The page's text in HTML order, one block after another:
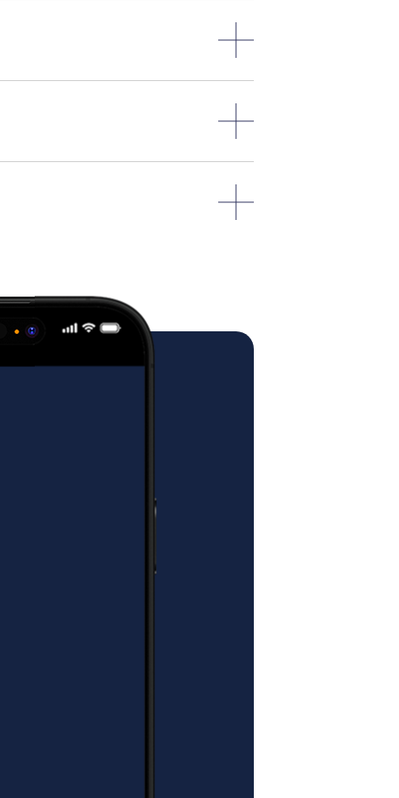
i wadze = zapewnić kurierowi
główne, zewnętrzne drzwi
drzwi klatki schodowej (jeśli
na dogodny dojazd autem
aby zapobiec ich przewróceniu.
uszkodzenia mebla i obrażeń